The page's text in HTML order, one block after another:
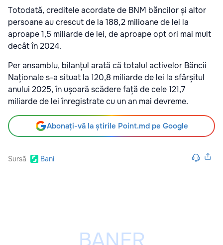
Totodată, creditele acordate de BNM băncilor și altor
persoane au crescut de la 188,2 milioane de lei la
aproape 1,5 miliarde de lei, de aproape opt ori mai mult
decât în 2024.
Per ansamblu, bilanțul arată că totalul activelor Băncii
Naționale s-a situat la 120,8 miliarde de lei la sfârșitul
anului 2025, în ușoară scădere față de cele 121,7
miliarde de lei înregistrate cu un an mai devreme.
Abonați-vă la știrile Point.md pe Google
Sursă Bani